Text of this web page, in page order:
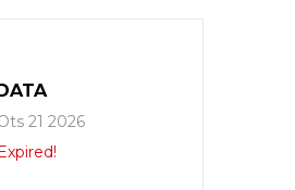
21 2026